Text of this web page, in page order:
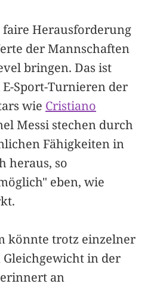
Herausforderung
der Mannschaften
bringen. Das ist
Sport-Turnieren der
wie Cristiano
Messi stechen durch
Fähigkeiten in
heraus, so
eben, wie
könnte trotz einzelner
in der
an